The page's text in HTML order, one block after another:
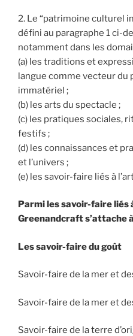
2. Le “patrimoine culturel
défini au paragraphe 1 ci-
notamment dans les
(a) les traditions et
langue comme vecteur
immatériel ;
(b) les arts du spectacle ;
(c) les pratiques sociales,
festifs ;
(d) les connaissances et
et l’univers ;
(e) les savoir-faire liés à
Parmi les savoir-faire
Greenandcraft s’attache
Les savoir-faire du goût
Savoir-faire de la mer et
Savoir-faire de la mer et
Savoir-faire de la terre